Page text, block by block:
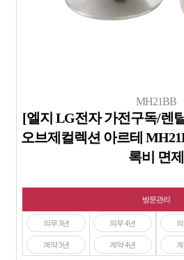
MH21BB
[엘지 LG전자 가전구독/렌
오브제컬렉션 아르테
록비 면제
방문관리
의무 3년
계약 3년
의무 4년
계약 4년